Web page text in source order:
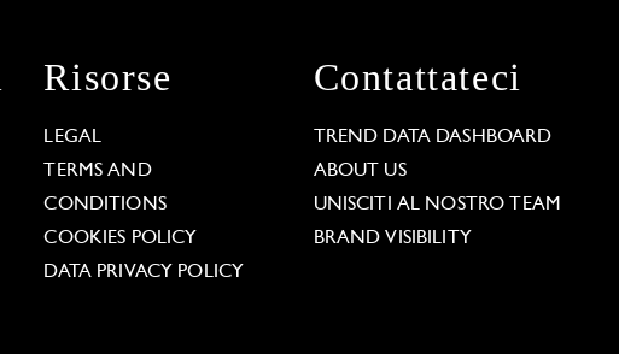
Risorse
LEGAL
TERMS AND
CONDITIONS
COOKIES POLICY
DATA PRIVACY POLICY
Contattateci
TREND DATA DASHBOARD
ABOUT US
UNISCITI AL NOSTRO TEAM
BRAND VISIBILITY